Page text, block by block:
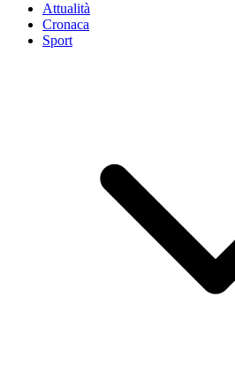
Attualità
Cronaca
Sport